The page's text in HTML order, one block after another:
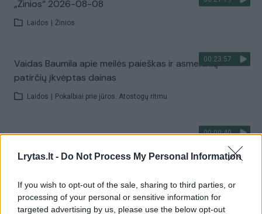
Lrytas.lt - Do Not Process My Personal Information
If you wish to opt-out of the sale, sharing to third parties, or
processing of your personal or sensitive information for
targeted advertising by us, please use the below opt-out
„Žinios“ 2026-08-08
Laidos Žinios
00:23:57
Vaidas Baumila apie meilės paieškas ir asmeninių
patirčių įkvėptas dainas
Laidos Pokalbiai prie jūros. Atostogų ritmu
00:00:40
Dronai Vokietijoje kelia vis daugiau klausimų: du
pastebėti virš karinės bazės
Visi įrašai